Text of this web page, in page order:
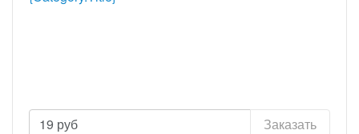
19 руб Заказать